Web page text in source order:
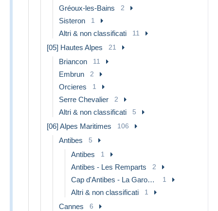
Gréoux-les-Bains 2
Sisteron 1
Altri & non classificati 11
[05] Hautes Alpes 21
Briancon 11
Embrun 2
Orcieres 1
Serre Chevalier 2
Altri & non classificati 5
[06] Alpes Maritimes 106
Antibes 5
Antibes 1
Antibes - Les Remparts 2
Cap d'Antibes - La Garoupe 1
Altri & non classificati 1
Cannes 6